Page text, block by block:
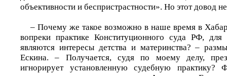
объективности и беспристрастности». Но этот довод
– Почему же такое возможно в наше время в
вопреки практике Конституционного суда РФ, для
являются интересы детства и материнства? –
Ескина. – Получается, судя по моему делу,
игнорирует установленную судебную практику?